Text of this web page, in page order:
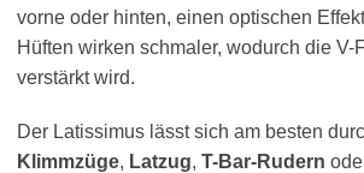
vorne oder hinten, einen optischen
Hüften wirken schmaler, wodurch die V-
verstärkt wird.
Der Latissimus lässt sich am besten
Klimmzüge, Latzug, T-Bar-Rudern